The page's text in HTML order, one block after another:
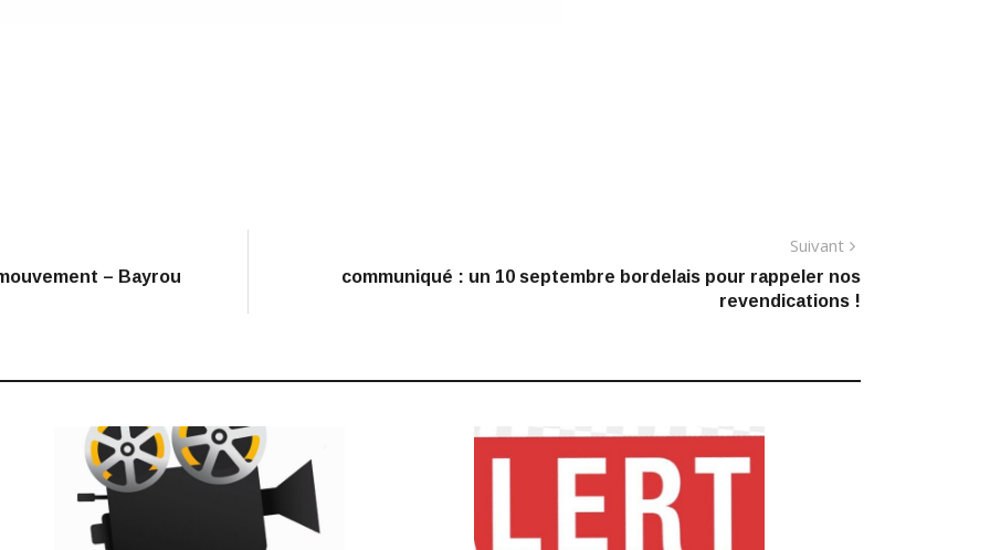
– Bayrou
Suivant
suivant
communiqué : un 10 septembre bordelais pour rappeler nos
revendications !